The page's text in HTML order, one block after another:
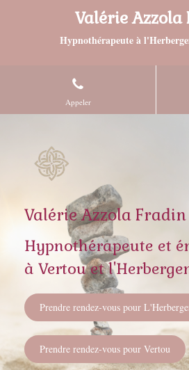
Valérie Azzola
Hypnothérapeute à
Appeler
Valérie Azzola Fradin
Hypnothérapeute et
à Vertou et
Prendre rendez-vous pour
Prendre rendez-vous pour Vertou